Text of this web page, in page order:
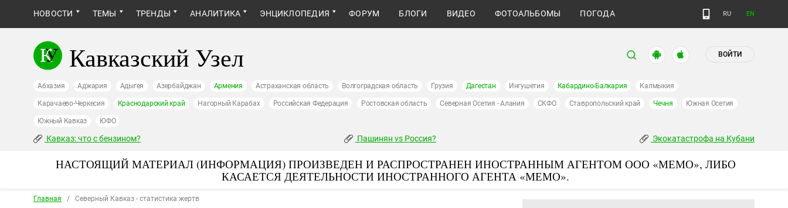
НОВОСТИ ТЕМЫ ТРЕНДЫ АНАЛИТИКА ЭНЦИКЛОПЕДИЯ ФОРУМ БЛОГИ ВИДЕО ФОТОАЛЬБОМЫ ПОГОДА RU EN
Кавказский Узел ВОЙТИ
Абхазия Аджария Адыгея Азербайджан Армения Астраханская область Волгоградская область Грузия Дагестан Ингушетия Кабардино-Балкария Калмыкия
Карачаево-Черкесия Краснодарский край Нагорный Карабах Российская Федерация Ростовская область Северная Осетия - Алания СКФО Ставропольский край Чечня Южная Осетия
Южный Кавказ ЮФО
Кавказ: что с бензином? Пашинян vs Россия? Экокатастрофа на Кубани
НАСТОЯЩИЙ МАТЕРИАЛ (ИНФОРМАЦИЯ) ПРОИЗВЕДЕН И РАСПРОСТРАНЕН ИНОСТРАННЫМ АГЕНТОМ ООО «МЕМО», ЛИБО
КАСАЕТСЯ ДЕЯТЕЛЬНОСТИ ИНОСТРАННОГО АГЕНТА «МЕМО».
Главная / Северный Кавказ - статистика жертв